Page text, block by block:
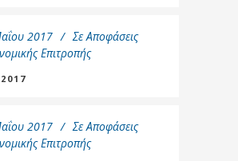
2017 Σε Αποφάσεις
Επιτροπής
2017 Σε Αποφάσεις
Επιτροπής